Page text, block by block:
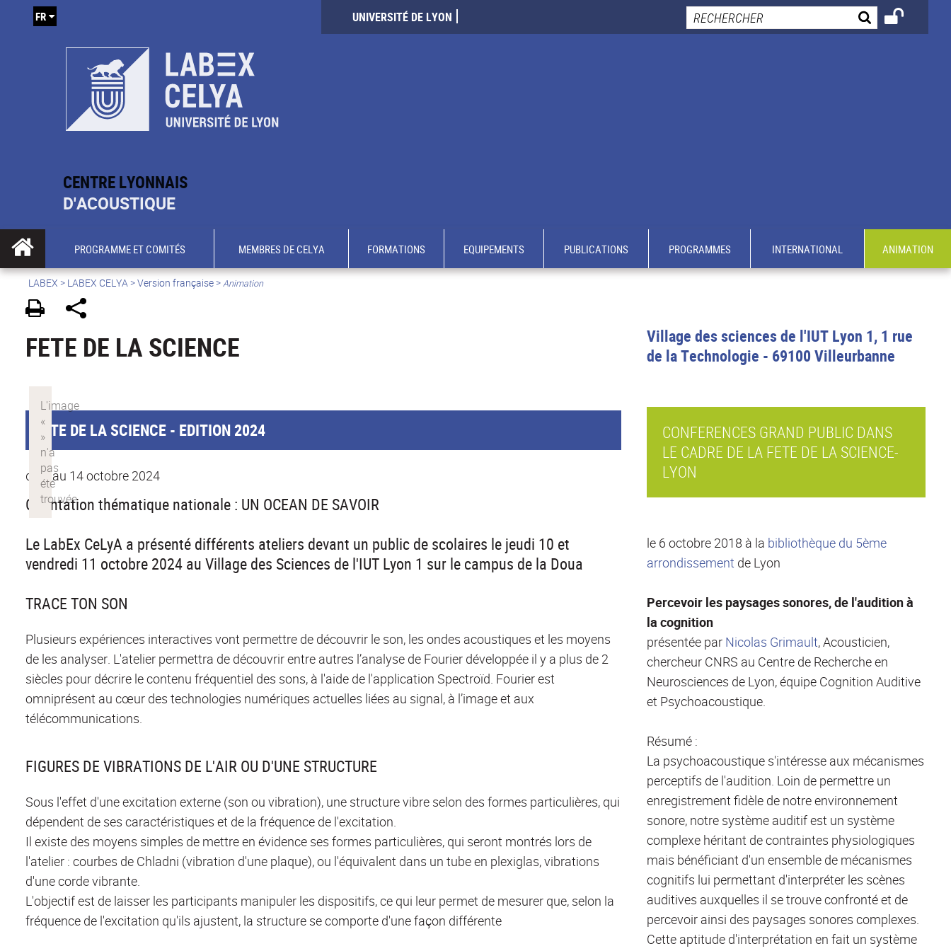
CENTRE LYONNAIS
D'ACOUSTIQUE
UNIVERSITÉ DE LYON
FR
PROGRAMME ET COMITÉS MEMBRES DE CELYA FORMATIONS EQUIPEMENTS PUBLICATIONS PROGRAMMES INTERNATIONAL ANIMATION
LABEX > LABEX CELYA>Version française>Animation
FETE DE LA SCIENCE
FETE DE LA SCIENCE - EDITION 2024
du 4 au 14 octobre 2024
Orientation thématique nationale : UN OCEAN DE SAVOIR
Le LabEx CeLyA a présenté différents ateliers devant un public de scolaires le jeudi 10 et
vendredi 11 octobre 2024 au Village des Sciences de l'IUT Lyon 1 sur le campus de la Doua
TRACE TON SON
Plusieurs expériences interactives vont permettre de découvrir le son, les ondes acoustiques et les moyens
de les analyser. L'atelier permettra de découvrir entre autres l’analyse de Fourier développée il y a plus de 2
siècles pour décrire le contenu fréquentiel des sons, à l'aide de l'application Spectroïd. Fourier est
omniprésent au cœur des technologies numériques actuelles liées au signal, à l’image et aux
télécommunications.
FIGURES DE VIBRATIONS DE L'AIR OU D'UNE STRUCTURE
Sous l'effet d'une excitation externe (son ou vibration), une structure vibre selon des formes particulières, qui
dépendent de ses caractéristiques et de la fréquence de l'excitation.
Il existe des moyens simples de mettre en évidence ses formes particulières, qui seront montrés lors de
l'atelier : courbes de Chladni (vibration d'une plaque), ou l'équivalent dans un tube en plexiglas, vibrations
d'une corde vibrante.
L'objectif est de laisser les participants manipuler les dispositifs, ce qui leur permet de mesurer que, selon la
fréquence de l'excitation qu'ils ajustent, la structure se comporte d'une façon différente
Village des sciences de l'IUT Lyon 1, 1 rue
de la Technologie - 69100 Villeurbanne
CONFERENCES GRAND PUBLIC DANS
LE CADRE DE LA FETE DE LA SCIENCE-
LYON
le 6 octobre 2018 à la bibliothèque du 5ème
arrondissement de Lyon
Percevoir les paysages sonores, de l'audition à
la cognition
présentée par Nicolas Grimault, Acousticien,
chercheur CNRS au Centre de Recherche en
Neurosciences de Lyon, équipe Cognition Auditive
et Psychoacoustique.
Résumé :
La psychoacoustique s'intéresse aux mécanismes
perceptifs de l'audition. Loin de permettre un
enregistrement fidèle de notre environnement
sonore, notre système auditif est un système
complexe héritant de contraintes physiologiques
mais bénéficiant d'un ensemble de mécanismes
cognitifs lui permettant d'interpréter les scènes
auditives auxquelles il se trouve confronté et de
percevoir ainsi des paysages sonores complexes.
Cette aptitude d'interprétation en fait un système